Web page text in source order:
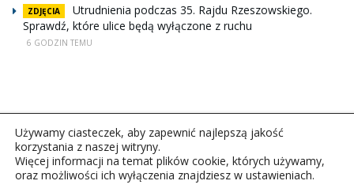
ZDJĘCIA
Utrudnienia podczas 35. Rajdu Rzeszowskiego.
Sprawdź, które ulice będą wyłączone z ruchu
6 GODZIN TEMU
Copyright © 2026Polskie Radio Rzeszów S.A. w likwidacj.
Używamy ciasteczek, aby zapewnić najlepszą jakość
korzystania z naszej witryny.
Więcej informacji na temat plików cookie, których używamy,
oraz możliwości ich wyłączenia znajdziesz w ustawieniach.